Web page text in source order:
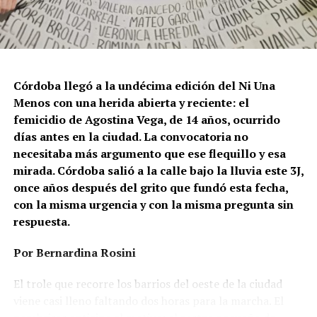
Ganar la vida: La historia de (no)
Córdoba llegó a la undécima edición del Ni Una
Menos con una herida abierta y reciente: el
femicidio de Agostina Vega, de 14 años, ocurrido
días antes en la ciudad. La convocatoria no
necesitaba más argumento que ese flequillo y esa
mirada. Córdoba salió a la calle bajo la lluvia este 3J,
once años después del grito que fundó esta fecha,
con la misma urgencia y con la misma pregunta sin
respuesta.
Por Bernardina Rosini
El trole que recorre los barrios del oeste de la ciudad